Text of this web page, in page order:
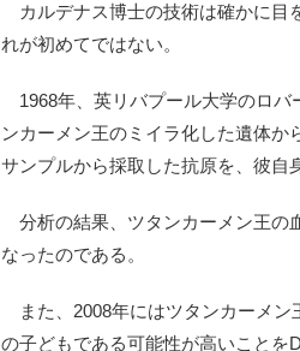
カルデナス博士の技術は確かに目
れが初めてではない。
1968年、英リバプール大学のロバ
ンカーメン王のミイラ化した遺体
サンプルから採取した抗原を、彼自
分析の結果、ツタンカーメン王の
なったのである。
また、2008年にはツタンカーメン
の子どもである可能性が高いことを